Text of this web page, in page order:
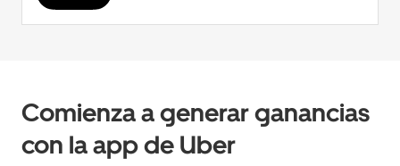
Comienza a generar ganancias
con la app de Uber